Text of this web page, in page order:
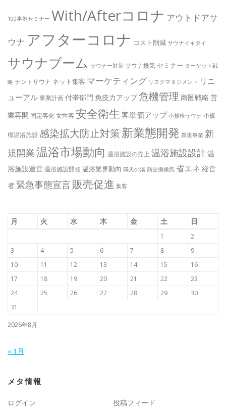
100事例セミナー With/Afterコロナ アウトドアサ
ウナ アフターコロナ コスト削減 サウナイキタイ
サウナブーム サウナー対策 サウナ換気 セミナー ターゲット戦
略 テントサウナ ネット集客 マーケティング リスクマネジメント
リニ
ューアル 事業計画 付帯部門 免疫力アップ危機管理 商圏戦略 営
業再開 固定客化女性客 安全衛生 客単価アップ 小規模サウナ 小規
模温浴施設 感染拡大防止対策新業態開発 新規事業 新
規開業温浴市場動向 温浴施設の売上 温浴施設設計温
浴施設運営温浴施設開発 温浴業界動向 満天の湯 熱交換換気 省エネ 経営
者 緊急事態宣言販売促進 集客
2026年8月
月 火 水 木 金 土 日
1
2
3
4 5 6 7 8
9
10
11 12 13 14 15
16
17
18 19 20 21 22
23
24
25 26 27 28 29
30
31
« 1月
メタ情報
ログイン
投稿フィード